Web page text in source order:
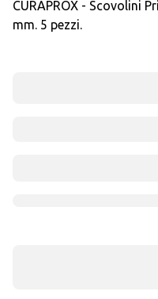
CURAPROX - Scovolini
mm. 5 pezzi.